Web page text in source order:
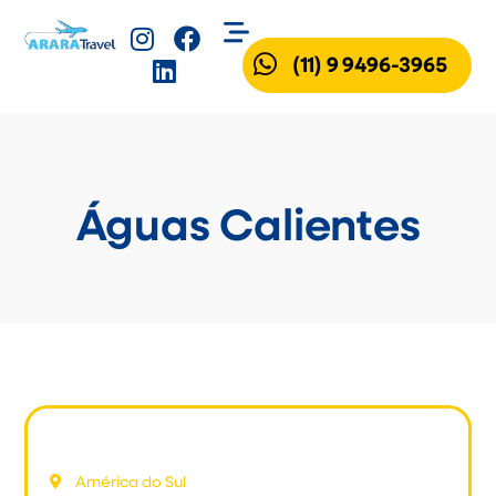
(11) 9 9496-3965
Águas Calientes
América do Sul